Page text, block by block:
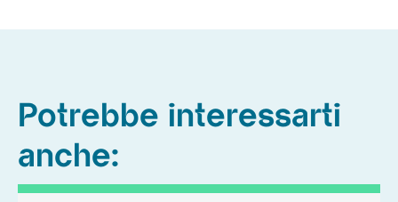
Potrebbe interessarti
anche: